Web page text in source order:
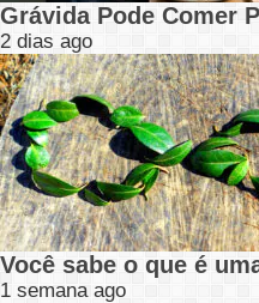
Grávida Pode Comer
2 dias ago
Você sabe o que é
1 semana ago